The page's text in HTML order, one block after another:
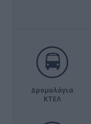
Δρομολόγια
ΚΤΕΛ